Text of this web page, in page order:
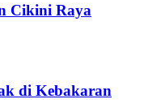
Cikini Raya
di Kebakaran